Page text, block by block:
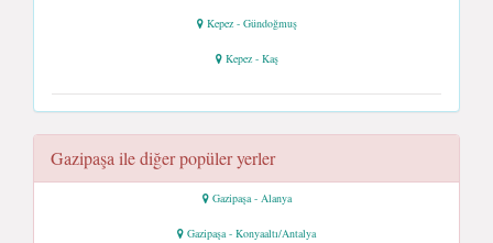
Kepez - Gündoğmuş
Kepez - Kaş
Gazipaşa ile diğer popüler yerler
Gazipaşa - Alanya
Gazipaşa - Konyaaltı/Antalya